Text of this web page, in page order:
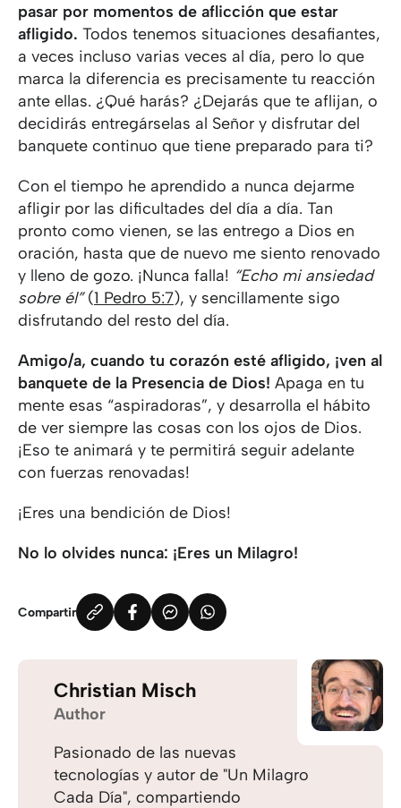
pasar por momentos de aflicción que estar
afligido. Todos tenemos situaciones desafiantes,
a veces incluso varias veces al día, pero lo que
marca la diferencia es precisamente tu reacción
ante ellas. ¿Qué harás? ¿Dejarás que te aflijan, o
decidirás entregárselas al Señor y disfrutar del
banquete continuo que tiene preparado para ti?
Con el tiempo he aprendido a nunca dejarme
afligir por las dificultades del día a día. Tan
pronto como vienen, se las entrego a Dios en
oración, hasta que de nuevo me siento renovado
y lleno de gozo. ¡Nunca falla! “Echo mi ansiedad
sobre él”(1 Pedro 5:7), y sencillamente sigo
disfrutando del resto del día.
Amigo/a, cuando tu corazón esté afligido, ¡ven al
banquete de la Presencia de Dios! Apaga en tu
mente esas “aspiradoras”, y desarrolla el hábito
de ver siempre las cosas con los ojos de Dios.
¡Eso te animará y te permitirá seguir adelante
con fuerzas renovadas!
¡Eres una bendición de Dios!
No lo olvides nunca: ¡Eres un Milagro!
Compartir
Christian Misch
Author
Pasionado de las nuevas
tecnologías y autor de "Un Milagro
Cada Día", compartiendo